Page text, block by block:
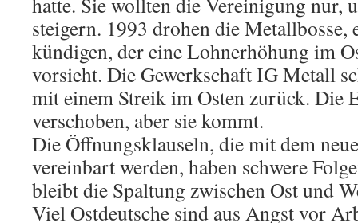
steigern. 1993 drohen die
kündigen, der eine Lohnerhöhung im
vorsieht. Die Gewerkschaft IG Metall
mit einem Streik im Osten zurück. Die
verschoben, aber sie kommt.
Die Öffnungsklauseln, die mit dem
vereinbart werden, haben schwere
bleibt die Spaltung zwischen Ost und
Viel Ostdeutsche sind aus Angst vor